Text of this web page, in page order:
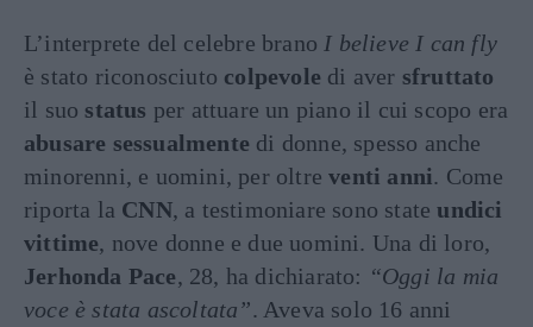
L’interprete del celebre brano I believe I can fly
è stato riconosciuto colpevole di aver sfruttato
il suo status per attuare un piano il cui scopo era
abusare sessualmente di donne, spesso anche
minorenni, e uomini, per oltreventi anni. Come
riporta la CNN, a testimoniare sono state undici
vittime, nove donne e due uomini. Una di loro,
Jerhonda Pace, 28, ha dichiarato: “Oggi la mia
voce è stata ascoltata”. Aveva solo 16 anni